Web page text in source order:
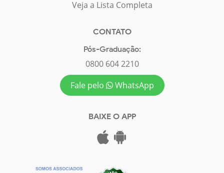
Veja a Lista Completa
CONTATO
Pós-Graduação:
0800 604 2210
Fale pelo
WhatsApp
BAIXE O APP